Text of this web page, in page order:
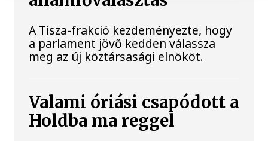
A Tisza-frakció kezdeményezte, hogy
a parlament jövő kedden válassza
meg az új köztársasági elnököt.
Valami óriási csapódott a
Holdba ma reggel